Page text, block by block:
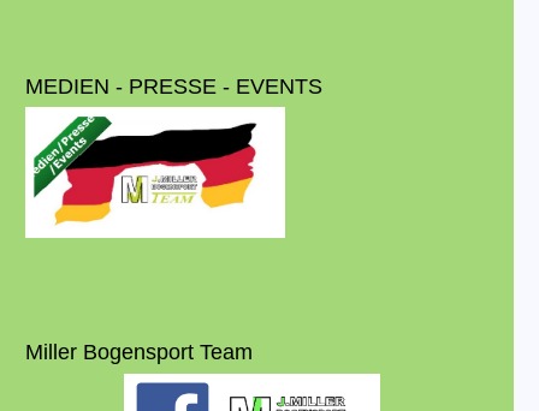
MEDIEN - PRESSE - EVENTS
Miller Bogensport Team